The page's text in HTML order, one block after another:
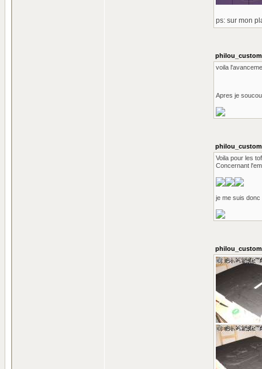
ps: sur mon
voila
Apres je
Voila pour les
Concernant
je me suis